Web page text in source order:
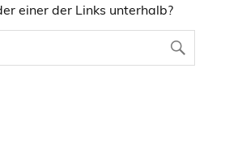
einer der Links unterhalb?